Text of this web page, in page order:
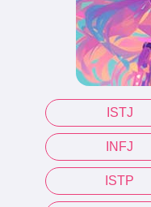
ISTJ
INFJ
ISTP